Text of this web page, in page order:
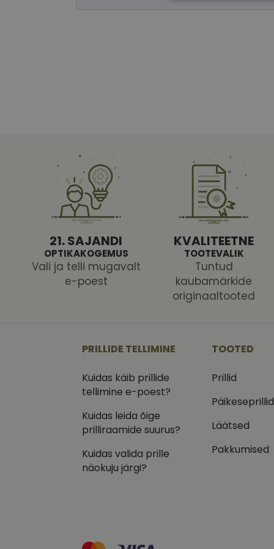
21. SAJANDI
OPTIKAKOGEMUS
Vali ja telli mugavalt
e-poest
KVALITEETNE
TOOTEVALIK
Tuntud
kaubamärkide
originaaltooted
PRILLIDE TELLIMINE
Kuidas käib prillide
tellimine e-poest?
Kuidas leida õige
prilliraamide suurus?
Kuidas valida prille
näokuju järgi?
TOOTED
Prillid
Päikeseprillid
Läätsed
Pakkumised
shipping_country
CookieScriptConsent
csrftoken
Nimi
_ga
Nimi
_gcl_au
_fbp
Inc.